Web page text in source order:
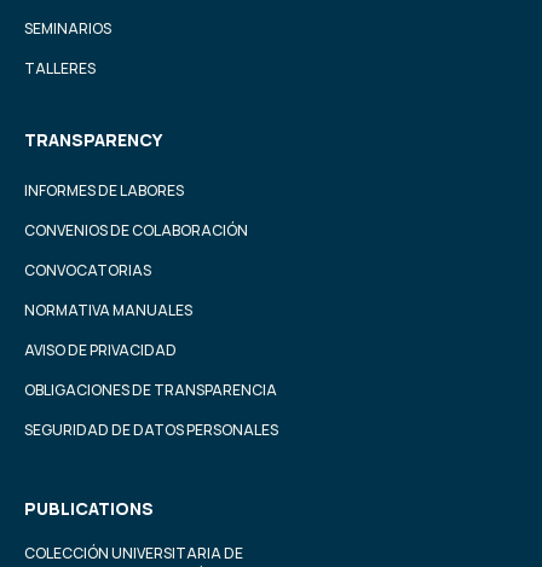
SEMINARIOS
TALLERES
TRANSPARENCY
INFORMES DE LABORES
CONVENIOS DE COLABORACIÓN
CONVOCATORIAS
NORMATIVA MANUALES
AVISO DE PRIVACIDAD
OBLIGACIONES DE TRANSPARENCIA
SEGURIDAD DE DATOS PERSONALES
PUBLICATIONS
COLECCIÓN UNIVERSITARIA DE